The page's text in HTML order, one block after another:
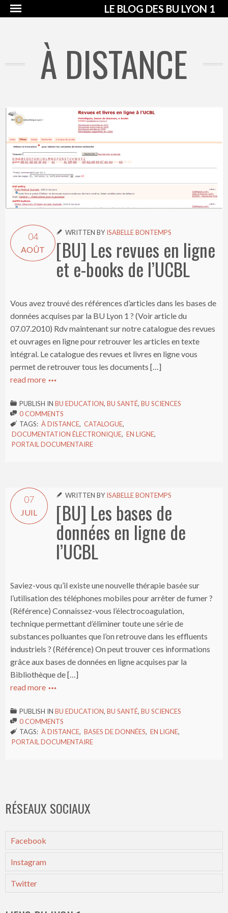
LE BLOG DES BU LYON 1
À DISTANCE
04
AOÛT
 WRITTEN BYISABELLE BONTEMPS
[BU] Les revues en ligne
et e-books de l’UCBL
Vous avez trouvé des références d’articles dans les bases de
données acquises par la BU Lyon 1 ? (Voir article du
07.07.2010) Rdv maintenant sur notre catalogue des revues
et ouvrages en ligne pour retrouver les articles en texte
intégral. Le catalogue des revues et livres en ligne vous
permet de retrouver tous les documents […]
read more 
 PUBLISH IN BU EDUCATION, BU SANTÉ, BU SCIENCES
 0 COMMENTS
 TAGS: À DISTANCE, CATALOGUE,
DOCUMENTATION ÉLECTRONIQUE, EN LIGNE,
PORTAIL DOCUMENTAIRE
07
JUIL
 WRITTEN BYISABELLE BONTEMPS
[BU] Les bases de
données en ligne de
l’UCBL
Saviez-vous qu’il existe une nouvelle thérapie basée sur
l’utilisation des téléphones mobiles pour arrêter de fumer ?
(Référence) Connaissez-vous l’électrocoagulation,
technique permettant d’éliminer toute une série de
substances polluantes que l’on retrouve dans les effluents
industriels ? (Référence) On peut trouver ces informations
grâce aux bases de données en ligne acquises par la
Bibliothèque de […]
read more 
 PUBLISH IN BU EDUCATION, BU SANTÉ, BU SCIENCES
 0 COMMENTS
 TAGS: À DISTANCE, BASES DE DONNÉES, EN LIGNE,
PORTAIL DOCUMENTAIRE
RÉSEAUX SOCIAUX
Facebook
Instagram
Twitter